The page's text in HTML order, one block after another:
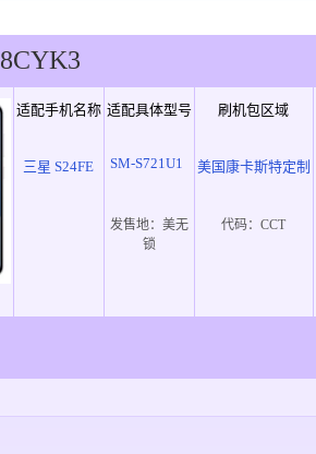
8CYK3
适配手机名称 适配具体型号 刷机包区域
三星 S24FE SM-S721U1 美国康卡斯特定制
发售地： 美无
锁
代码：CCT